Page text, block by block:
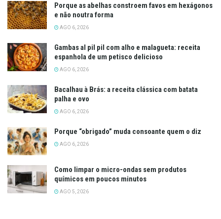
Porque as abelhas constroem favos em hexágonos
e não noutra forma
AGO 6, 2026
Gambas al pil pil com alho e malagueta: receita
espanhola de um petisco delicioso
AGO 6, 2026
Bacalhau à Brás: a receita clássica com batata
palha e ovo
AGO 6, 2026
Porque “obrigado” muda consoante quem o diz
AGO 6, 2026
Como limpar o micro-ondas sem produtos
químicos em poucos minutos
AGO 5, 2026